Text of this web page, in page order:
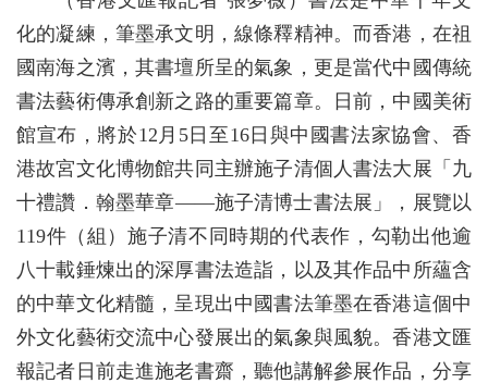
化的凝練，筆墨承文明，線條釋精神。而香港，在祖
國南海之濱，其書壇所呈的氣象，更是當代中國傳統
書法藝術傳承創新之路的重要篇章。日前，中國美術
館宣布，將於12月5日至16日與中國書法家協會、香
港故宮文化博物館共同主辦施子清個人書法大展「九
十禮讚．翰墨華章——施子清博士書法展」，展覽以
119件（組）施子清不同時期的代表作，勾勒出他逾
八十載錘煉出的深厚書法造詣，以及其作品中所蘊含
的中華文化精髓，呈現出中國書法筆墨在香港這個中
外文化藝術交流中心發展出的氣象與風貌。香港文匯
報記者日前走進施老書齋，聽他講解參展作品，分享